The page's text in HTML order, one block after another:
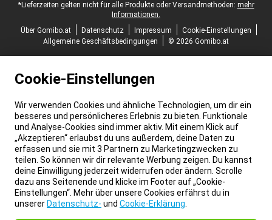
*Lieferzeiten gelten nicht für alle Produkte oder Versandmethoden: mehr
Informationen.
Über Gomibo.at
Datenschutz Impressum
Cookie-Einstellungen
Allgemeine Geschäftsbedingungen
© 2026 Gomibo.at
Cookie-Einstellungen
Wir verwenden Cookies und ähnliche Technologien, um dir ein
besseres und persönlicheres Erlebnis zu bieten. Funktionale
und Analyse-Cookies sind immer aktiv. Mit einem Klick auf
„Akzeptieren“ erlaubst du uns außerdem, deine Daten zu
erfassen und sie mit 3 Partnern zu Marketingzwecken zu
teilen. So können wir dir relevante Werbung zeigen. Du kannst
deine Einwilligung jederzeit widerrufen oder ändern. Scrolle
dazu ans Seitenende und klicke im Footer auf „Cookie-
Einstellungen“. Mehr über unsere Cookies erfährst du in
unserer Datenschutz- und Cookie-Erklärung